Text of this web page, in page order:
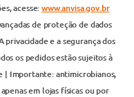
acesse:www.anvisa.gov.br
de proteção de dados
privacidade e a segurança dos
os pedidos estão sujeitos à
| Importante: antimicrobianos,
em lojas físicas ou por